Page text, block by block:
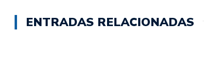
ENTRADAS RELACIONADAS